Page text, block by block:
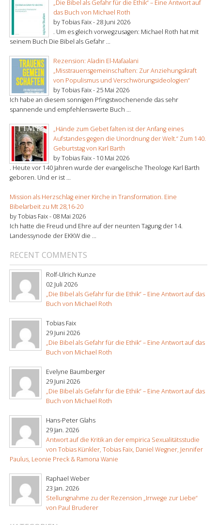
„Die Bibel als Gefahr für die Ethik“ – Eine Antwort auf
das Buch von Michael Roth
by Tobias Faix -28 Juni 2026
. Um es gleich vorwegzusagen: Michael Roth hat mit
seinem Buch Die Bibel als Gefahr ...
Rezension: Aladin El-Mafaalani
„Misstrauensgemeinschaften: Zur Anziehungskraft
von Populismus und Verschwörungsideologien“
by Tobias Faix -25 Mai 2026
Ich habe an diesem sonnigen Pfingstwochenende das sehr
spannende und empfehlenswerte Buch ...
„Hände zum Gebet falten ist der Anfang eines
Aufstandes gegen die Unordnung der Welt.“ Zum 140.
Geburtstag von Karl Barth
by Tobias Faix - 10 Mai 2026
. Heute vor 140 Jahren wurde der evangelische Theologe Karl Barth
geboren. Und er ist ...
Mission als Herzschlag einer Kirche in Transformation. Eine
Bibelarbeit zu Mt 28,16-20
by Tobias Faix - 08 Mai 2026
Ich hatte die Freud und Ehre auf der neunten Tagung der 14.
Landessynode der EKKW die ...
RECENT COMMENTS
Rolf-Ulrich Kunze
02 Juli 2026
„Die Bibel als Gefahr für die Ethik“ – Eine Antwort auf das
Buch von Michael Roth
Tobias Faix
29 Juni 2026
„Die Bibel als Gefahr für die Ethik“ – Eine Antwort auf das
Buch von Michael Roth
Evelyne Baumberger
29 Juni 2026
„Die Bibel als Gefahr für die Ethik“ – Eine Antwort auf das
Buch von Michael Roth
Hans-Peter Glahs
29 Jan. 2026
Antwort auf die Kritik an der empirica Sexualitätsstudie
von Tobias Künkler, Tobias Faix, Daniel Wegner, Jennifer
Paulus, Leonie Preck & Ramona Wanie
Raphael Weber
23 Jan. 2026
Stellungnahme zu der Rezension „Irrwege zur Liebe“
von Paul Bruderer